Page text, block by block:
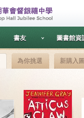
書友 圖書館資
為你挑選 新購入